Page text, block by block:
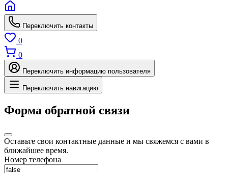
Переключить контакты
0
0
Переключить информацию пользователя
Переключить навигацию
Форма обратной связи
Оставьте свои контактные данные и мы свяжемся с вами в
ближайшее время.
Номер телефона